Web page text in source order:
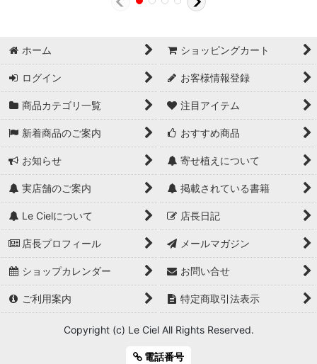
ホーム ショッピングカート
ログイン お客様情報登録
商品カテゴリ一覧 注目アイテム
新着商品のご案内 おすすめ商品
お知らせ 寄せ植えについて
実店舗のご案内 掲載されている書籍
Le Cielについて 店長日記
店長プロフィール メールマガジン
ショップカレンダー お問い合せ
ご利用案内 特定商取引法表示
Copyright (c) Le Ciel All Rights Reserved.
電話番号